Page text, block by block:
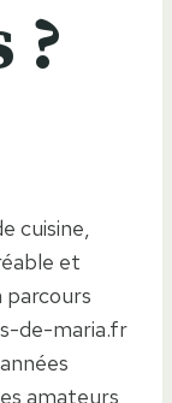
?
cuisine,
et
de-maria.fr
amateurs